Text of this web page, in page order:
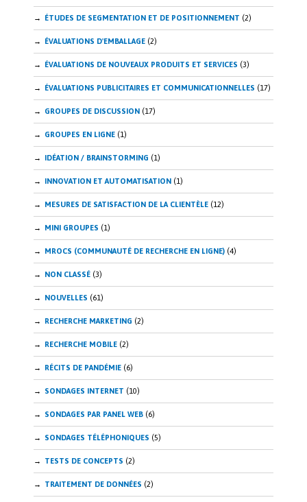
ÉTUDES DE SEGMENTATION ET DE POSITIONNEMENT (2)
ÉVALUATIONS D'EMBALLAGE (2)
ÉVALUATIONS DE NOUVEAUX PRODUITS ET SERVICES (3)
ÉVALUATIONS PUBLICITAIRES ET COMMUNICATIONNELLES (17)
GROUPES DE DISCUSSION (17)
GROUPES EN LIGNE (1)
IDÉATION / BRAINSTORMING (1)
INNOVATION ET AUTOMATISATION (1)
MESURES DE SATISFACTION DE LA CLIENTÈLE (12)
MINI GROUPES (1)
MROCS (COMMUNAUTÉ DE RECHERCHE EN LIGNE) (4)
NON CLASSÉ (3)
NOUVELLES (61)
RECHERCHE MARKETING (2)
RECHERCHE MOBILE (2)
RÉCITS DE PANDÉMIE (6)
SONDAGES INTERNET (10)
SONDAGES PAR PANEL WEB (6)
SONDAGES TÉLÉPHONIQUES (5)
TESTS DE CONCEPTS (2)
TRAITEMENT DE DONNÉES (2)